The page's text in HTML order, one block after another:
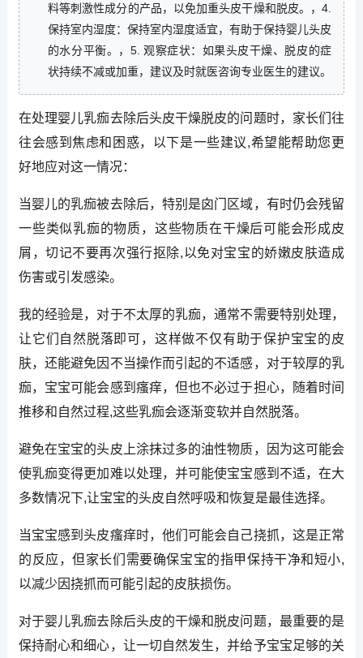
料等刺激性成分的产品，以免加重头皮干燥和脱皮。，4.
保持室内湿度：保持室内湿度适宜，有助于保持婴儿头皮
的水分平衡。，5. 观察症状：如果头皮干燥、脱皮的症
状持续不减或加重，建议及时就医咨询专业医生的建议。
在处理婴儿乳痂去除后头皮干燥脱皮的问题时，家长们往
往会感到焦虑和困惑，以下是一些建议,希望能帮助您更
好地应对这一情况：
当婴儿的乳痂被去除后，特别是囟门区域，有时仍会残留
一些类似乳痂的物质，这些物质在干燥后可能会形成皮
屑，切记不要再次强行抠除,以免对宝宝的娇嫩皮肤造成
伤害或引发感染。
我的经验是，对于不太厚的乳痂，通常不需要特别处理，
让它们自然脱落即可，这样做不仅有助于保护宝宝的皮
肤，还能避免因不当操作而引起的不适感，对于较厚的乳
痂，宝宝可能会感到瘙痒，但也不必过于担心，随着时间
推移和自然过程,这些乳痂会逐渐变软并自然脱落。
避免在宝宝的头皮上涂抹过多的油性物质，因为这可能会
使乳痂变得更加难以处理，并可能使宝宝感到不适，在大
多数情况下,让宝宝的头皮自然呼吸和恢复是最佳选择。
当宝宝感到头皮瘙痒时，他们可能会自己挠抓，这是正常
的反应，但家长们需要确保宝宝的指甲保持干净和短小,
以减少因挠抓而可能引起的皮肤损伤。
对于婴儿乳痂去除后头皮的干燥和脱皮问题，最重要的是
保持耐心和细心，让一切自然发生，并给予宝宝足够的关